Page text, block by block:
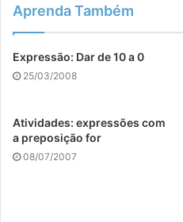
Aprenda Também
Expressão: Dar de 10 a 0
25/03/2008
Atividades: expressões com
a preposição for
08/07/2007